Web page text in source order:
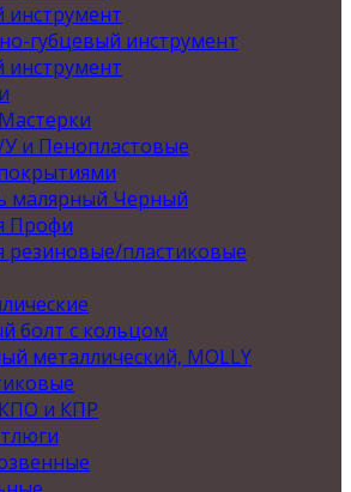
губцевый инструмент
и Пенопластовые
малярный Черный
Профи
резиновые/пластиковые
болт с кольцом
металлический, MOLLY
и КПР